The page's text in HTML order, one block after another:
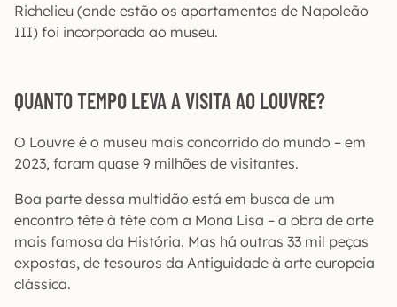
Richelieu (onde estão os apartamentos de Napoleão
III) foi incorporada ao museu.
QUANTO TEMPO LEVA A VISITA AO LOUVRE?
O Louvre é o museu mais concorrido do mundo – em
2023, foram quase 9 milhões de visitantes.
Boa parte dessa multidão está em busca de um
encontro tête à tête com a Mona Lisa – a obra de arte
mais famosa da História. Mas há outras 33 mil peças
expostas, de tesouros da Antiguidade à arte europeia
clássica.